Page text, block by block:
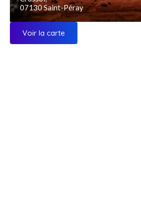
07130 Saint-Péray
Voir la carte